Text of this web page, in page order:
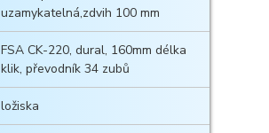
uzamykatelná,zdvih 100 mm
FSA CK-220, dural, 160mm délka
klik, převodník 34 zubů
ložiska